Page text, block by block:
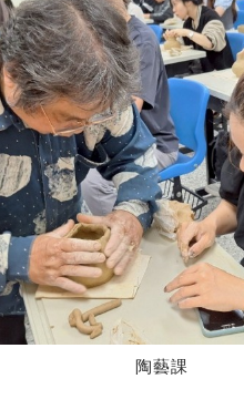
View Photo
2023 猶他州立大學推廣中心暑